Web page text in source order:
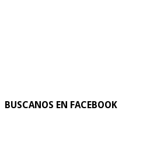
BUSCANOS EN FACEBOOK